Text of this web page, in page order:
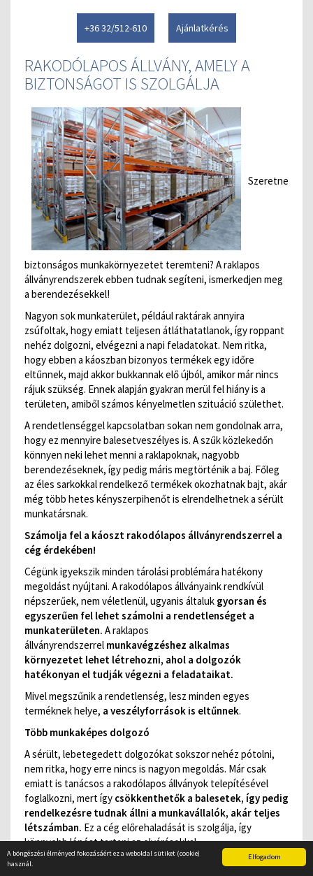
Elfogadom
A böngészési élményed fokozásáért ez a weboldal sütiket (cookie)
használ.
+36 32/512-610 Ajánlatkérés
RAKODÓLAPOS ÁLLVÁNY, AMELY A
BIZTONSÁGOT IS SZOLGÁLJA
Szeretne
biztonságos munkakörnyezetet teremteni? A raklapos
állványrendszerek ebben tudnak segíteni, ismerkedjen meg
a berendezésekkel!
Nagyon sok munkaterület, például raktárak annyira
zsúfoltak, hogy emiatt teljesen átláthatatlanok, így roppant
nehéz dolgozni, elvégezni a napi feladatokat. Nem ritka,
hogy ebben a káoszban bizonyos termékek egy időre
eltűnnek, majd akkor bukkannak elő újból, amikor már nincs
rájuk szükség. Ennek alapján gyakran merül fel hiány is a
területen, amiből számos kényelmetlen szituáció születhet.
A rendetlenséggel kapcsolatban sokan nem gondolnak arra,
hogy ez mennyire balesetveszélyes is. A szűk közlekedőn
könnyen neki lehet menni a raklapoknak, nagyobb
berendezéseknek, így pedig máris megtörténik a baj. Főleg
az éles sarkokkal rendelkező termékek okozhatnak bajt, akár
még több hetes kényszerpihenőt is elrendelhetnek a sérült
munkatársnak.
Számolja fel a káoszt rakodólapos állványrendszerrel a
cég érdekében!
Cégünk igyekszik minden tárolási problémára hatékony
megoldást nyújtani. A rakodólapos állványaink rendkívül
népszerűek, nem véletlenül, ugyanis általuk gyorsan és
egyszerűen fel lehet számolni a rendetlenséget a
munkaterületen. A raklapos
állványrendszerrel munkavégzéshez alkalmas
környezetet lehet létrehozni, ahol a dolgozók
hatékonyan el tudják végezni a feladataikat.
Mivel megszűnik a rendetlenség, lesz minden egyes
terméknek helye, a veszélyforrások is eltűnnek.
Több munkaképes dolgozó
A sérült, lebetegedett dolgozókat sokszor nehéz pótolni,
nem ritka, hogy erre nincs is nagyon megoldás. Már csak
emiatt is tanácsos a rakodólapos állványok telepítésével
foglalkozni, mert így csökkenthetők a balesetek, így pedig
rendelkezésre tudnak állni a munkavállalók, akár teljes
létszámban. Ez a cég előrehaladását is szolgálja, így
könnyebb lépést tartani az elvárásokkal.
Arakodólapos állványrendszerekkel
csak előnyökre tehet